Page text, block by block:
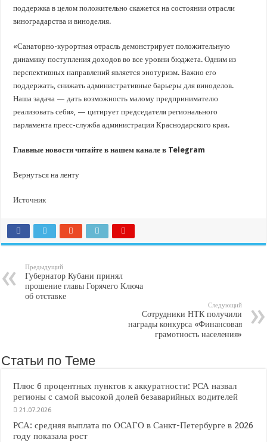
поддержка в целом положительно скажется на состоянии отрасли
виноградарства и виноделия.
«Санаторно-курортная отрасль демонстрирует положительную
динамику поступления доходов во все уровни бюджета. Одним из
перспективных направлений является энотуризм. Важно его
поддержать, снижать административные барьеры для виноделов.
Наша задача — дать возможность малому предпринимателю
реализовать себя», — цитирует председателя регионального
парламента пресс-служба администрации Краснодарского края.
Главные новости читайте в нашем канале в Telegram
Вернуться на ленту
Источник
Предыдущий
Губернатор Кубани принял
прошение главы Горячего Ключа
об отставке
Следующий
Сотрудники НТК получили
награды конкурса «Финансовая
грамотность населения»
Статьи по Теме
Плюс 6 процентных пунктов к аккуратности: РСА назвал
регионы с самой высокой долей безаварийных водителей
21.07.2026
РСА: средняя выплата по ОСАГО в Санкт-Петербурге в 2026
году показала рост